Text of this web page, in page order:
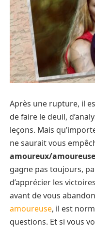
Après une rupture, il
de faire le deuil,
leçons. Mais
ne saurait vous
amoureux/amoureuse
gagne pas toujours,
d’apprécier les
avant de vous
amoureuse, il est
questions. Et si vous